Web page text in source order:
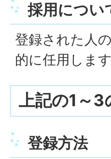
採用につい
登録された人
的に任用します
上記の1～3
登録方法